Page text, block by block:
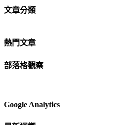
文章分類
熱門文章
部落格觀察
Google Analytics